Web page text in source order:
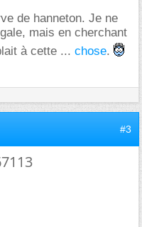
de hanneton. Je ne
mais en cherchant
à cette ... chose.
#3